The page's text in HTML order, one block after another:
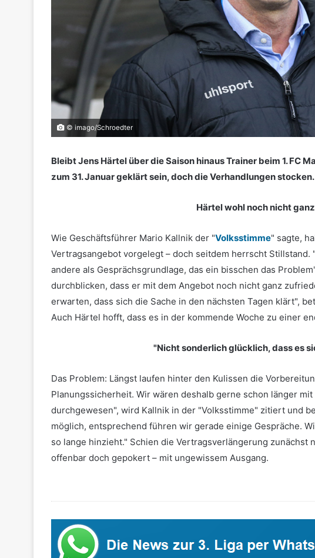
© imago/Schroedter
Bleibt Jens Härtel über die Saison hinaus Trainer beim 1. FC
zum 31. Januar geklärt sein, doch die Verhandlungen stocken.
Härtel wohl noch nicht
Wie Geschäftsführer Mario Kallnik der "Volksstimme" sagte,
Vertragsangebot vorgelegt – doch seitdem herrscht
andere als Gesprächsgrundlage, das ein bisschen das
durchblicken, dass er mit dem Angebot noch nicht ganz
erwarten, dass sich die Sache in den nächsten Tagen klärt",
Auch Härtel hofft, dass es in der kommende Woche zu einer
"Nicht sonderlich glücklich, dass es
Das Problem: Längst laufen hinter den Kulissen die
Planungssicherheit. Wir wären deshalb gerne schon länger
durchgewesen", wird Kallnik in der "Volksstimme" zitiert und
möglich, entsprechend führen wir gerade einige Gespräche.
so lange hinzieht." Schien die Vertragsverlängerung zunächst
offenbar doch gepokert – mit ungewissem Ausgang.